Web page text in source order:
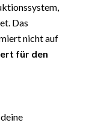
Das
nicht auf
für den